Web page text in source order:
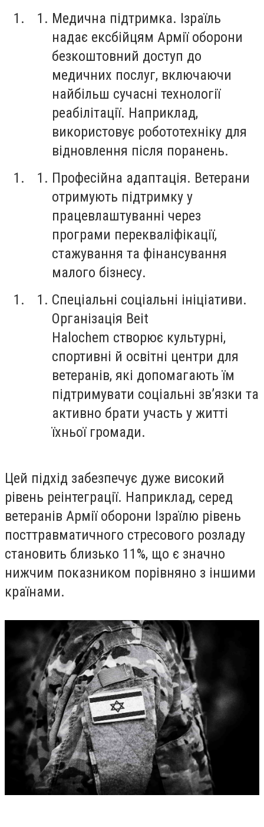
Медична підтримка. Ізраїль
надає ексбійцям Армії оборони
безкоштовний доступ до
медичних послуг, включаючи
найбільш сучасні технології
реабілітації. Наприклад,
використовує робототехніку для
відновлення після поранень.
Професійна адаптація. Ветерани
отримують підтримку у
працевлаштуванні через
програми перекваліфікації,
стажування та фінансування
малого бізнесу.
Спеціальні соціальні ініціативи.
Організація Beit
Halochem створює культурні,
спортивні й освітні центри для
ветеранів, які допомагають їм
підтримувати соціальні зв’язки та
активно брати участь у житті
їхньої громади.
Цей підхід забезпечує дуже високий
рівень реінтеграції. Наприклад, серед
ветеранів Армії оборони Ізраїлю рівень
посттравматичного стресового розладу
становить близько 11%, що є значно
нижчим показником порівняно з іншими
країнами.